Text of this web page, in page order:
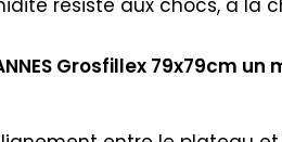
Grosfillex 79x79cm